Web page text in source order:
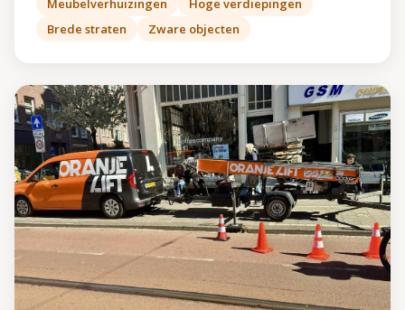
Meubelverhuizingen
Hoge verdiepingen
Brede straten
Zware objecten